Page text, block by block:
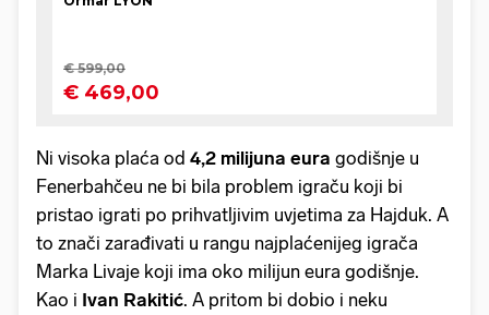
Ni visoka plaća od 4,2 milijuna eura godišnje u
Fenerbahčeu ne bi bila problem igraču koji bi
pristao igrati po prihvatljivim uvjetima za Hajduk. A
to znači zarađivati u rangu najplaćenijeg igrača
Marka Livaje koji ima oko milijun eura godišnje.
Kao i Ivan Rakitić. A pritom bi dobio i neku